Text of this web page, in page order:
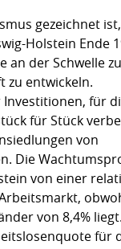
gezeichnet
Holstein Ende
an der Schwelle
zu entwickeln.
Investitionen, für
für Stück
von
Die
von einer
von 8,4% liegt.
für